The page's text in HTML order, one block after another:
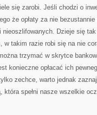
się zarobi. Jeśli chodzi o
że opłaty za nie bezustannie
Dzieje się
w takim razie robi się na nie
trzymać w skrytce
konieczne opłacać ich
zechce, warto jednak
spełni nasze wszelkie